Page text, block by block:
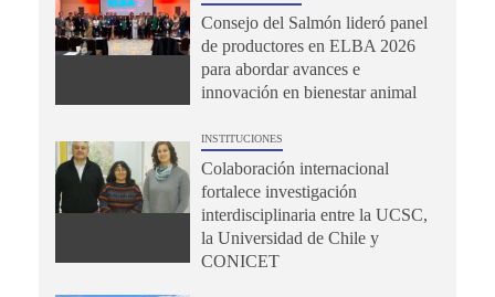
Consejo del Salmón lideró panel
de productores en ELBA 2026
para abordar avances e
innovación en bienestar animal
INSTITUCIONES
Colaboración internacional
fortalece investigación
interdisciplinaria entre la UCSC,
la Universidad de Chile y
CONICET